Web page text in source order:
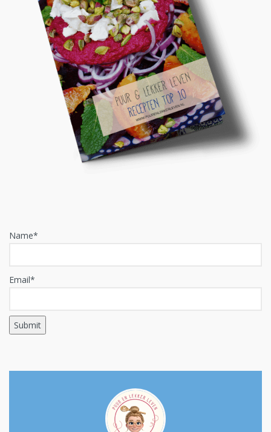
Name*
Email*